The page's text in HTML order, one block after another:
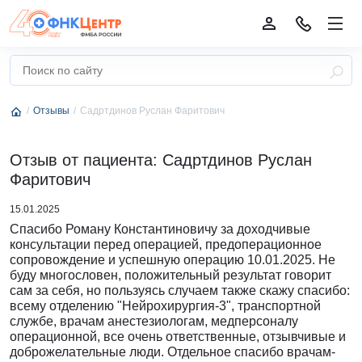
Отзывы Садртдинов Руслан Фаритович
Отзыв от пациента: Садртдинов Руслан
Фаритович
15.01.2025
Спасибо Роману Константиновичу за доходчивые
консультации перед операцией, предоперационное
сопровождение и успешную операцию 10.01.2025. Не
буду многословен, положительный результат говорит
сам за себя, но пользуясь случаем также скажу спасибо:
всему отделению "Нейрохирургия-3", транспортной
службе, врачам анестезиологам, медперсоналу
операционной, все очень ответственные, отзывчивые и
доброжелательные люди. Отдельное спасибо врачам-